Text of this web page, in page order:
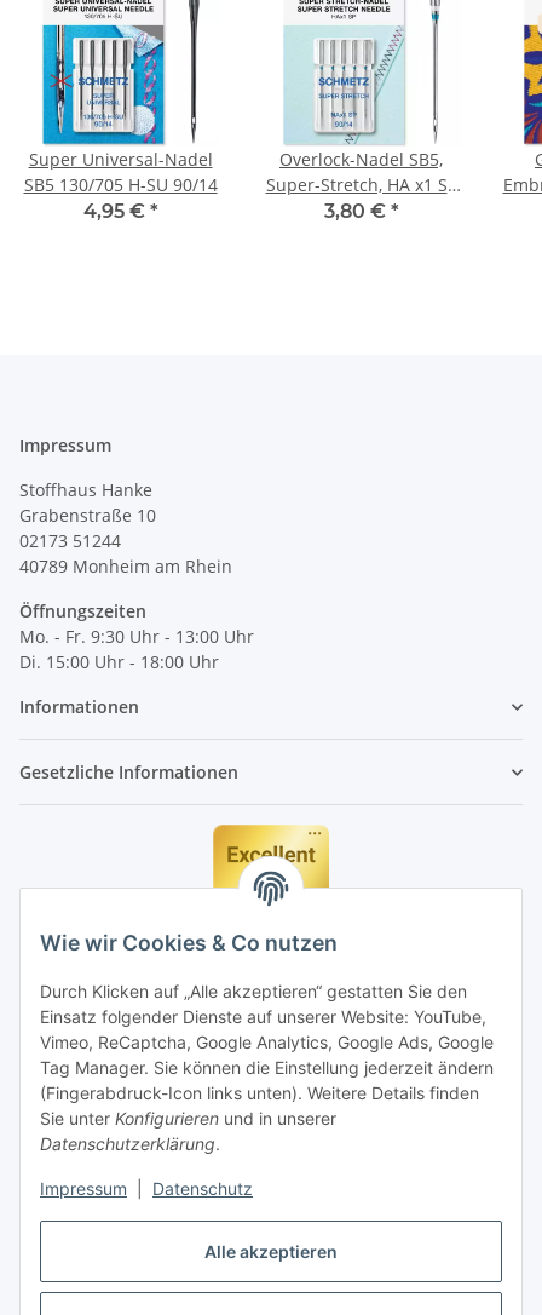
Alle akzeptieren
Wie wir Cookies & Co nutzen
Durch Klicken auf „Alle akzeptieren“ gestatten Sie den
Einsatz folgender Dienste auf unserer Website: YouTube,
Vimeo, ReCaptcha, Google Analytics, Google Ads, Google
Tag Manager. Sie können die Einstellung jederzeit ändern
(Fingerabdruck-Icon links unten). Weitere Details finden
Sie unter Konfigurieren und in unserer
Datenschutzerklärung.
Impressum Datenschutz
Super Universal-Nadel
SB5 130/705 H-SU 90/14
4,95 € *
Overlock-Nadel SB5,
Super-Stretch, HA x1 SP
90/14
3,80 € *
Impressum
Stoffhaus Hanke
Grabenstraße 10
02173 51244
40789 Monheim am Rhein
Öffnungszeiten
Mo. - Fr. 9:30 Uhr - 13:00 Uhr
Di. 15:00 Uhr - 18:00 Uhr
Informationen
Gesetzliche Informationen